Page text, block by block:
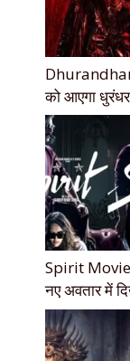
Dhurandhar
को आएगा
Spirit Movie
नए अवतार में